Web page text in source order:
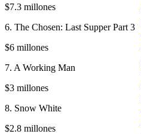
$7.3 millones
6. The Chosen: Last Supper Part 3
$6 millones
7. A Working Man
$3 millones
8. Snow White
$2.8 millones